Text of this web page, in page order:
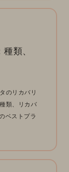
類、
のリカバリ
類、リカバ
ベストプラ